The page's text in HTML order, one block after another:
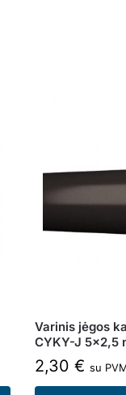
Varinis jėgos
CYKY-J 5×2,5
2,30 € su